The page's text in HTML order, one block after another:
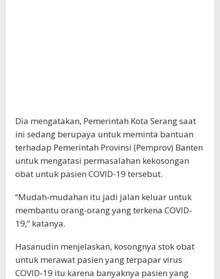
Dia mengatakan, Pemerintah Kota Serang saat
ini sedang berupaya untuk meminta bantuan
terhadap Pemerintah Provinsi (Pemprov) Banten
untuk mengatasi permasalahan kekosongan
obat untuk pasien COVID-19 tersebut.
“Mudah-mudahan itu jadi jalan keluar untuk
membantu orang-orang yang terkena COVID-
19,” katanya.
Hasanudin menjelaskan, kosongnya stok obat
untuk merawat pasien yang terpapar virus
COVID-19 itu karena banyaknya pasien yang